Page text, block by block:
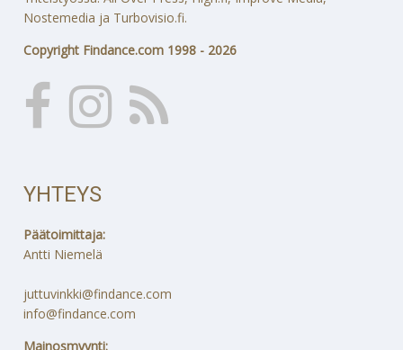
Nostemedia ja Turbovisio.fi.
Copyright Findance.com 1998 - 2026
YHTEYS
Päätoimittaja:
Antti Niemelä
juttuvinkki@findance.com
info@findance.com
Mainosmyynti: